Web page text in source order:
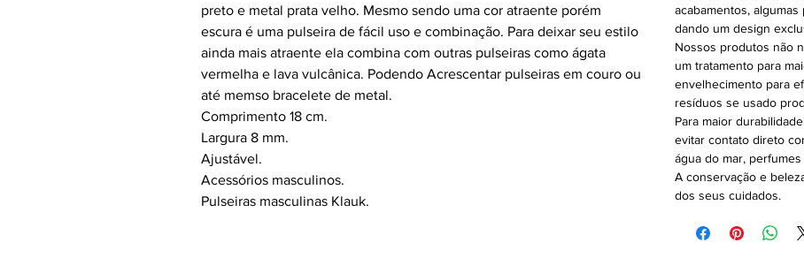
preto e metal prata velho. Mesmo sendo uma cor atraente porém
escura é uma pulseira de fácil uso e combinação. Para deixar seu estilo
ainda mais atraente ela combina com outras pulseiras como ágata
vermelha e lava vulcânica. Podendo Acrescentar pulseiras em couro ou
até memso bracelete de metal.
Comprimento 18 cm.
Largura 8 mm.
Ajustável.
Acessórios masculinos.
Pulseiras masculinas Klauk.
acabamentos,
dando um design
Nossos produtos não
um tratamento para
envelhecimento para
resíduos se usado
Para maior
evitar contato direto
água do mar,
A conservação e
dos seus cuidados.